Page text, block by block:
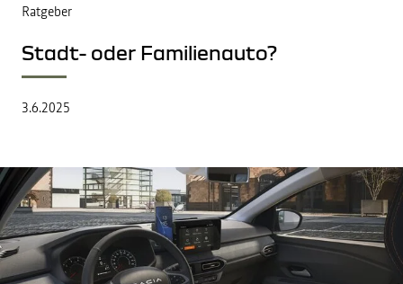
Ratgeber
Stadt- oder Familienauto?
3.6.2025